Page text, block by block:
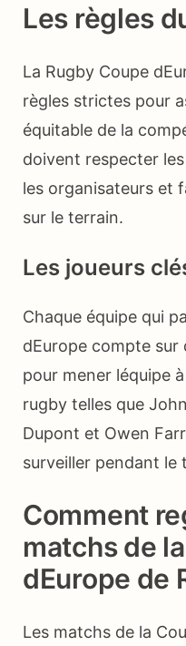
Les règles
La Rugby Coupe
règles strictes pour
équitable de la
doivent respecter
les organisateurs et
sur le terrain.
Les joueurs
Chaque équipe qui
dEurope compte sur
pour mener léquipe
rugby telles que
Dupont et Owen
surveiller pendant le
Comment
matchs de
dEurope de
Les matchs de la